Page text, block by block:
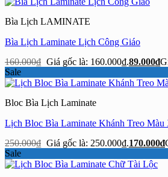
Bìa Lịch LAMINATE
Bìa Lịch Laminate Lịch Công Giáo
160.000₫ Giá gốc là: 160.000₫.89.000₫
Sale
Bloc Bìa Lịch Laminate
Lịch Bloc Bìa Laminate Khánh Treo Màu
250.000₫ Giá gốc là: 250.000₫.170.000₫
Sale